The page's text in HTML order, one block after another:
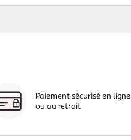
Paiement sécurisé en ligne
ou au retrait